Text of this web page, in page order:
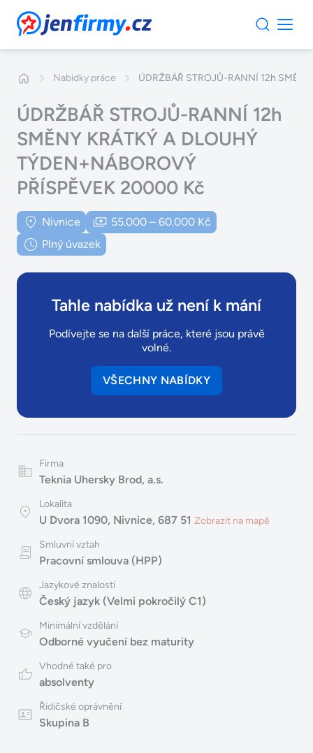
JenFirmy.cz
Nabídky práce ÚDRŽBÁŘ STROJŮ-RANNÍ 12h
ÚDRŽBÁŘ STROJŮ-RANNÍ 12h
SMĚNY KRÁTKÝ A DLOUHÝ
TÝDEN+NÁBOROVÝ
PŘÍSPĚVEK 20000 Kč
Nivnice
55.000 – 60.000 Kč
Plný úvazek
Tahle nabídka už není k mání
Podívejte se na další práce, které jsou právě
volné.
VŠECHNY NABÍDKY
Firma
Teknia Uhersky Brod, a.s.
Lokalita
U Dvora 1090, Nivnice, 687 51 Zobrazit na mapě
Smluvní vztah
Pracovní smlouva (HPP)
Jazykové znalosti
Český jazyk (Velmi pokročilý C1)
Minimální vzdělání
Odborné vyučení bez maturity
Vhodné také pro
absolventy
Řidičské oprávnění
Skupina B